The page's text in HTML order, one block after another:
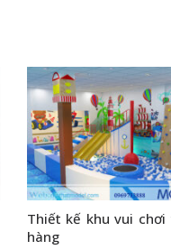
Thiết kế khu vui
hàng